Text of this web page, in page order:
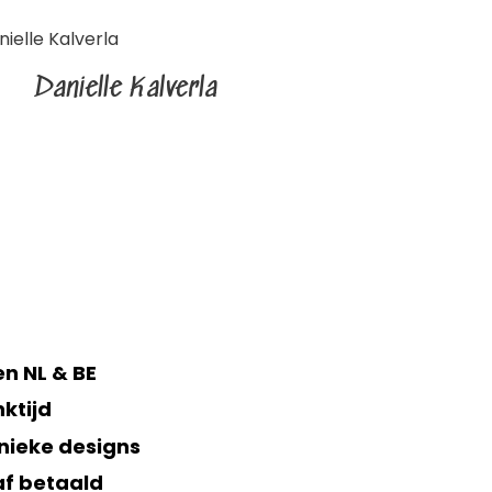
Danielle Kalverla
NL & BE
designs
betaald